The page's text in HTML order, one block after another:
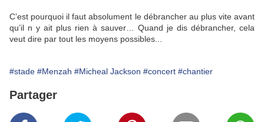
C’est pourquoi il faut absolument le débrancher au plus vite avant
qu’il n y ait plus rien à sauver… Quand je dis débrancher, cela
veut dire par tout les moyens possibles...
#stade #Menzah #Micheal Jackson #concert #chantier
Partager